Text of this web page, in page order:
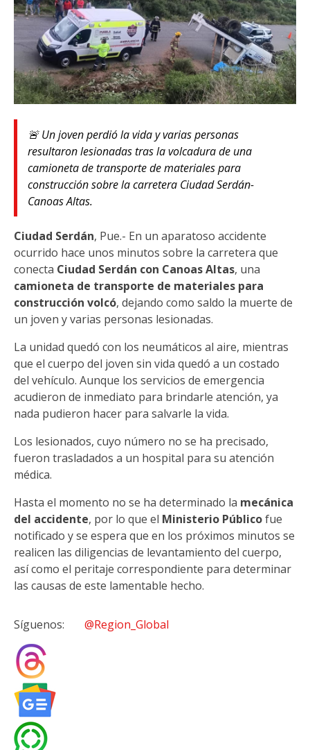
🚨 Un joven perdió la vida y varias personas
resultaron lesionadas tras la volcadura de una
camioneta de transporte de materiales para
construcción sobre la carretera Ciudad Serdán-
Canoas Altas.
Ciudad Serdán, Pue.- En un aparatoso accidente
ocurrido hace unos minutos sobre la carretera que
conecta Ciudad Serdán con Canoas Altas, una
camioneta de transporte de materiales para
construcción volcó, dejando como saldo la muerte de
un joven y varias personas lesionadas.
La unidad quedó con los neumáticos al aire, mientras
que el cuerpo del joven sin vida quedó a un costado
del vehículo. Aunque los servicios de emergencia
acudieron de inmediato para brindarle atención, ya
nada pudieron hacer para salvarle la vida.
Los lesionados, cuyo número no se ha precisado,
fueron trasladados a un hospital para su atención
médica.
Hasta el momento no se ha determinado la mecánica
del accidente, por lo que el Ministerio Públicofue
notificado y se espera que en los próximos minutos se
realicen las diligencias de levantamiento del cuerpo,
así como el peritaje correspondiente para determinar
las causas de este lamentable hecho.
Síguenos: @Region_Global